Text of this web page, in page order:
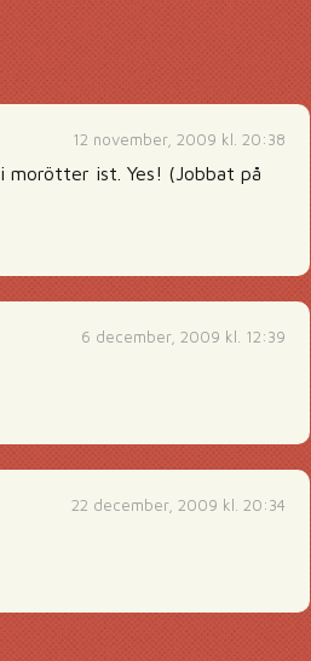
12 november, 2009 kl. 20:38
morötter ist. Yes! (Jobbat på
6 december, 2009 kl. 12:39
22 december, 2009 kl. 20:34